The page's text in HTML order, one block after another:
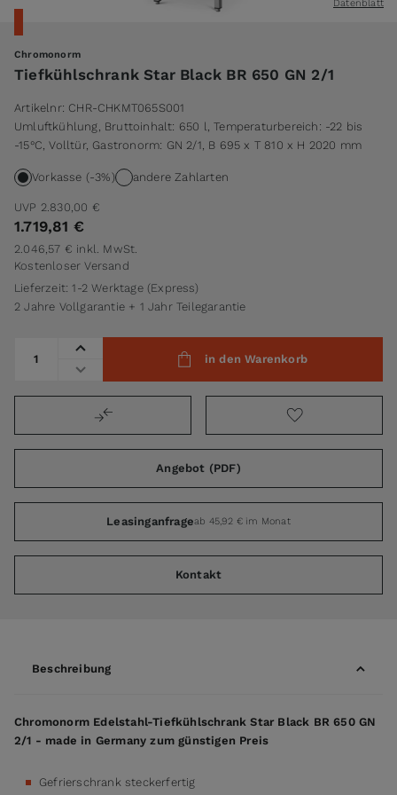
Datenblatt
Chromonorm
Tiefkühlschrank Star Black BR 650 GN 2/1
Artikelnr: CHR-CHKMT065S001
Umluftkühlung, Bruttoinhalt: 650 l, Temperaturbereich: -22 bis
-15°C, Volltür, Gastronorm: GN 2/1, B 695 x T 810 x H 2020 mm
Vorkasse (-3%) andere Zahlarten
UVP 2.830,00 €
1.719,81 €
2.046,57 € inkl. MwSt.
Kostenloser Versand
Lieferzeit: 1-2 Werktage (Express)
2 Jahre Vollgarantie + 1 Jahr Teilegarantie
in den Warenkorb
Angebot (PDF)
Leasinganfrageab 45,92 € im Monat
Kontakt
Beschreibung
Chromonorm Edelstahl-Tiefkühlschrank Star Black BR 650 GN
2/1 - made in Germany zum günstigen Preis
Gefrierschrank steckerfertig